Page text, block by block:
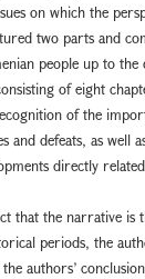
on which the
two parts and
people up to
of eight
of the
defeats, as well
directly
that the narrative is
periods, the
authors’